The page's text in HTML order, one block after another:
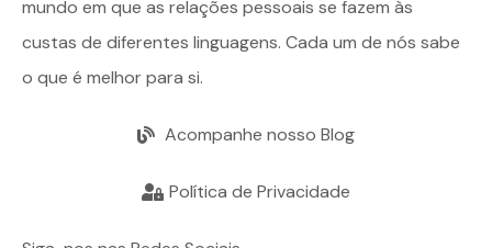
mundo em que as relações pessoais se fazem às
custas de diferentes linguagens. Cada um de nós sabe
o que é melhor para si.
Acompanhe nosso Blog
Política de Privacidade